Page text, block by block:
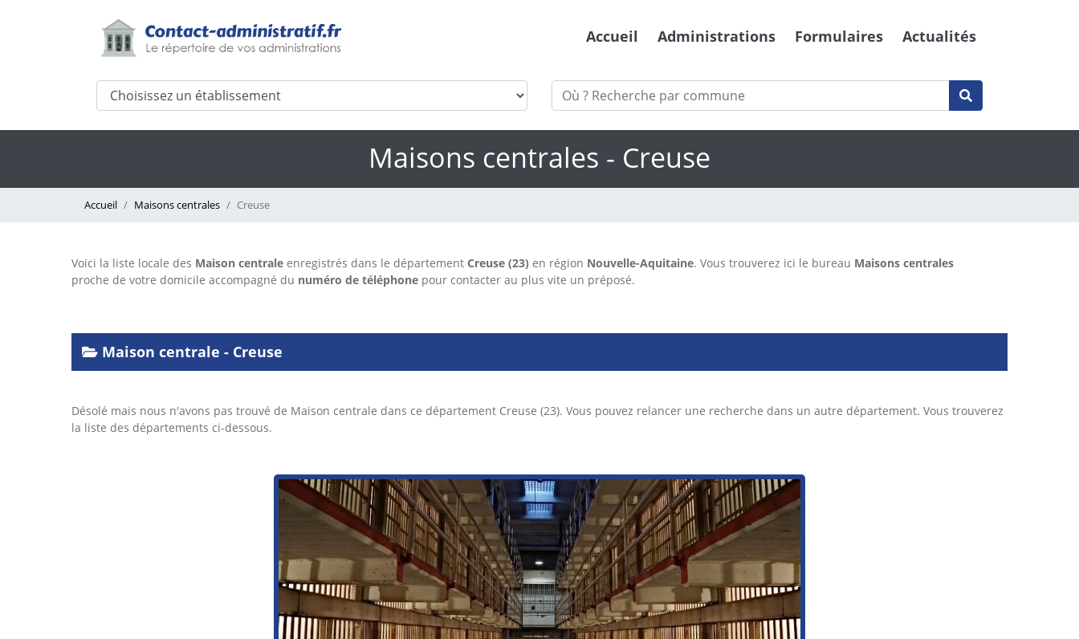
Accueil Administrations Formulaires Actualités
Maisons centrales - Creuse
Accueil Maisons centrales Creuse
Voici la liste locale des Maison centrale enregistrés dans le département Creuse (23) en région Nouvelle-Aquitaine. Vous trouverez ici le bureau Maisons centrales
proche de votre domicile accompagné du numéro de téléphone pour contacter au plus vite un préposé.
Maison centrale - Creuse
Désolé mais nous n'avons pas trouvé de Maison centrale dans ce département Creuse (23). Vous pouvez relancer une recherche dans un autre département. Vous trouverez
la liste des départements ci-dessous.